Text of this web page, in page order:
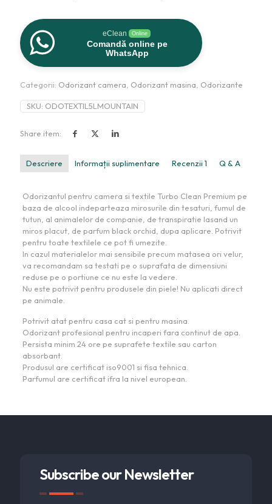
eClean Online
Comandă online pe
WhatsApp
Categorii: Odorizant camera Odorizant masina Odorizante
SKU: ODOTEXTIL5LMOUNTAIN
Share item:
Descriere Informații suplimentare Recenzii 1 Q & A
Odorizantul pentru camera si textile Turbo Clean Premium pe
baza de alcool indeparteaza mirosurile din tesaturi, fumul de
tutun, al animalelor de companie, de transpiratie lasand un
miros placut, de parfum black orchid, dupa aplicare. Potrivit
pentru toate textilele ce pot fi umezite.
In cazul materialelor mai sensibile precum matasea ori velur,
va recomandam sa testati pe o suprafata de dimensiuni
reduse pe o portiune ce nu este la vedere.
Nu este potrivit pentru produsele din piele! Nu aplicati direct
pe animale.
Potrivit atat pentru casa cat si pentru masina.
Odorizant profesional pentru incaperi fara continut de apa.
Persista minim 24 ore pe suprafete textile sau carton
absorbant.
Produsul are certificat iso9001 si fisa tehnica.
Parfumul are certificat ifra la nivel european.
Subscribe our Newsletter